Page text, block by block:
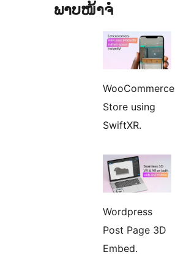
ພາບໜ້າຈໍ
WooCommerce
Store using
SwiftXR.
Wordpress
Post Page 3D
Embed.